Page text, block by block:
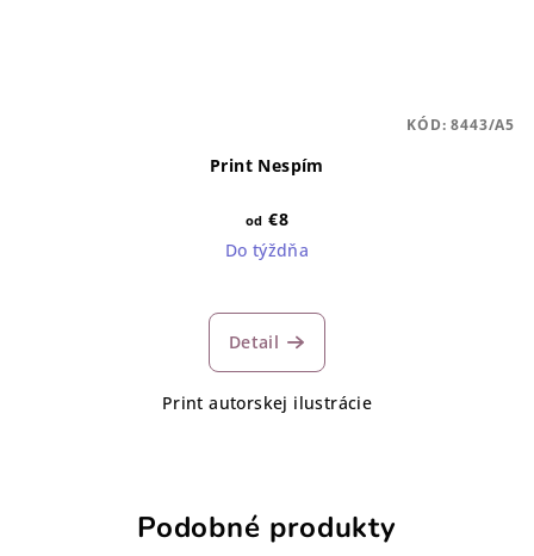
Print Nespím
od €8
Do týždňa
Detail
Print autorskej ilustrácie
KÓD:8443/A5
Podobné produkty